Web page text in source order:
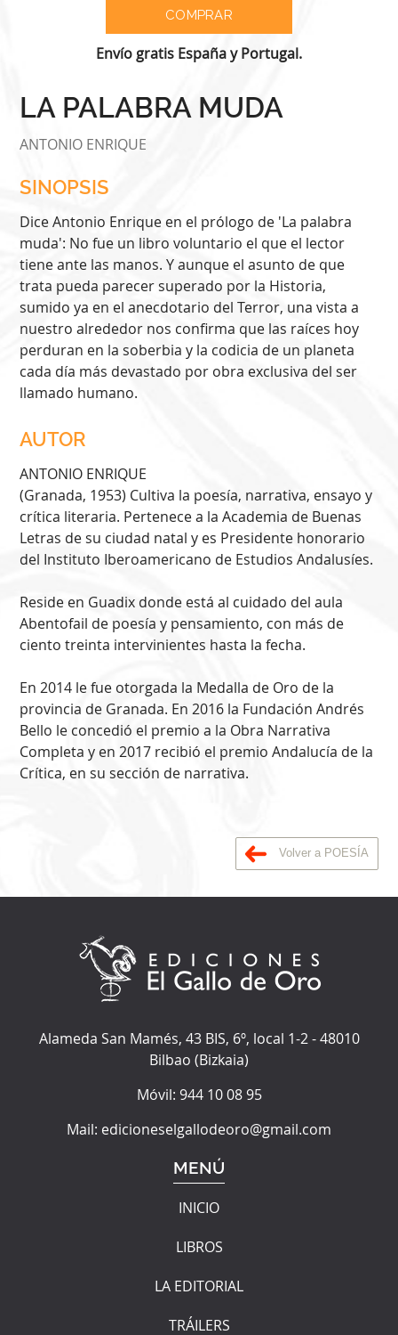
Envío gratis España y Portugal.
LA PALABRA MUDA
ANTONIO ENRIQUE
SINOPSIS
Dice Antonio Enrique en el prólogo de 'La palabra
muda': No fue un libro voluntario el que el lector
tiene ante las manos. Y aunque el asunto de que
trata pueda parecer superado por la Historia,
sumido ya en el anecdotario del Terror, una vista a
nuestro alrededor nos confirma que las raíces hoy
perduran en la soberbia y la codicia de un planeta
cada día más devastado por obra exclusiva del ser
llamado humano.
AUTOR
ANTONIO ENRIQUE
(Granada, 1953) Cultiva la poesía, narrativa, ensayo y
crítica literaria. Pertenece a la Academia de Buenas
Letras de su ciudad natal y es Presidente honorario
del Instituto Iberoamericano de Estudios Andalusíes.
Reside en Guadix donde está al cuidado del aula
Abentofail de poesía y pensamiento, con más de
ciento treinta intervinientes hasta la fecha.
En 2014 le fue otorgada la Medalla de Oro de la
provincia de Granada. En 2016 la Fundación Andrés
Bello le concedió el premio a la Obra Narrativa
Completa y en 2017 recibió el premio Andalucía de la
Crítica, en su sección de narrativa.
Volver a POESÍA
Alameda San Mamés, 43 BIS, 6º, local 1-2-48010
Bilbao (Bizkaia)
Móvil: 944 10 08 95
Mail: edicioneselgallodeoro@gmail.com
MENÚ
INICIO
LIBROS
LA EDITORIAL
TRÁILERS